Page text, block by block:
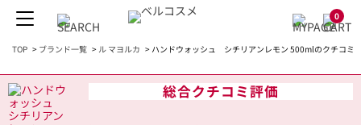
0
TOP > ブランド一覧 > ル マヨルカ > ハンドウォッシュ シチリアンレモン 500mlのクチコミ
総合クチコミ評価